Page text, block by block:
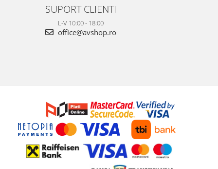
SUPORT CLIENTI
L-V 10:00 - 18:00
office@avshop.ro